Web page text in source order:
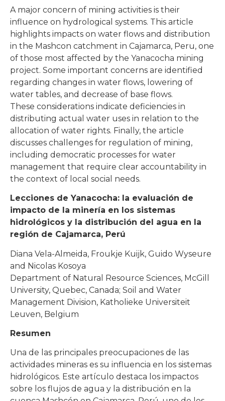
A major concern of mining activities is their
influence on hydrological systems. This article
highlights impacts on water flows and distribution
in the Mashcon catchment in Cajamarca, Peru, one
of those most affected by the Yanacocha mining
project. Some important concerns are identified
regarding changes in water flows, lowering of
water tables, and decrease of base flows.
These considerations indicate deficiencies in
distributing actual water uses in relation to the
allocation of water rights. Finally, the article
discusses challenges for regulation of mining,
including democratic processes for water
management that require clear accountability in
the context of local social needs.
Lecciones de Yanacocha: la evaluación de
impacto de la minería en los sistemas
hidrológicos y la distribución del agua en la
región de Cajamarca, Perú
Diana Vela-Almeida, Froukje Kuijk, Guido Wyseure
and Nicolas Kosoya
Department of Natural Resource Sciences, McGill
University, Quebec, Canada; Soil and Water
Management Division, Katholieke Universiteit
Leuven, Belgium
Resumen
Una de las principales preocupaciones de las
actividades mineras es su influencia en los sistemas
hidrológicos. Este artículo destaca los impactos
sobre los flujos de agua y la distribución en la